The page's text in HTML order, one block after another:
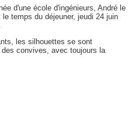
d'une école d'ingénieurs, André le
temps du déjeuner, jeudi 24 juin
les silhouettes se sont
convives, avec toujours la